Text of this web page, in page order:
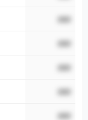
###
###
###
###
###